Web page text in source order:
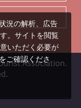
Association.
況の解析、広告
。サイトを閲覧
いただく必要が
をご確認くださ